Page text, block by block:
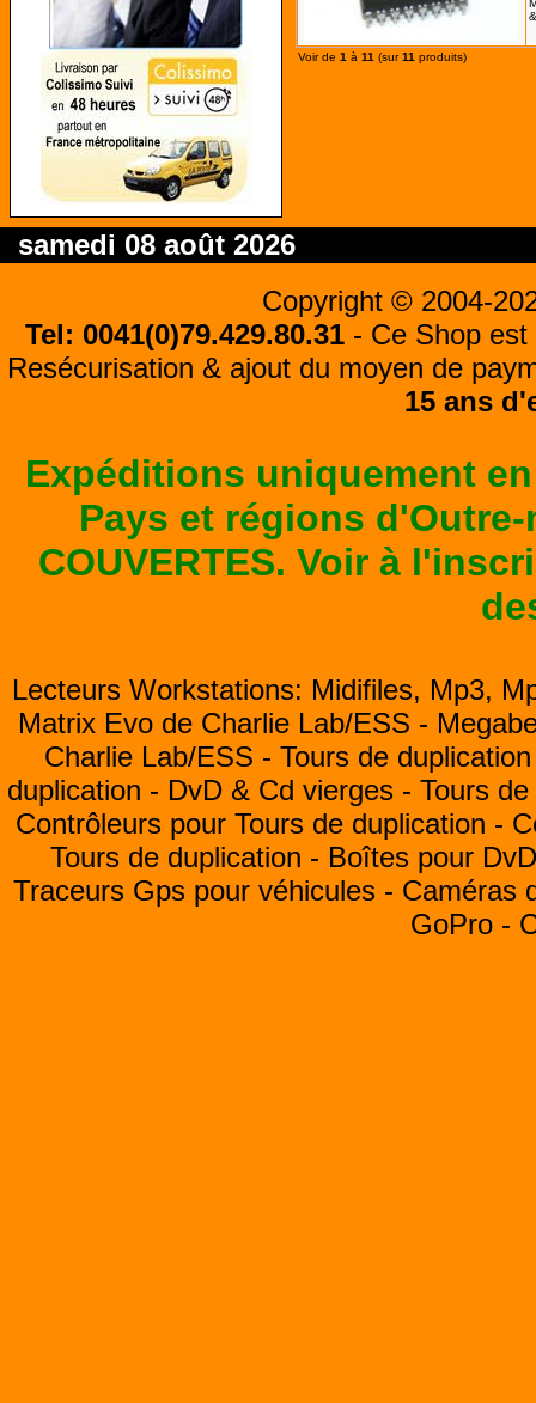
Voir de 1 à 11 (sur11 produits)
samedi 08 août 2026
Copyright © 2004-
Tel: 0041(0)79.429.80.31 - Ce Shop
Resécurisation & ajout du moyen de
15 ans
Expéditions uniquement
Pays et régions
COUVERTES. Voir à
Lecteurs Workstations: Midifiles, Mp3,
Matrix Evo de Charlie Lab/ESS -
Charlie Lab/ESS - Tours de
duplication - DvD & Cd vierges - Tours
Contrôleurs pour Tours de duplication -
Tours de duplication - Boîtes pour
Traceurs Gps pour véhicules - Caméras
GoPro -